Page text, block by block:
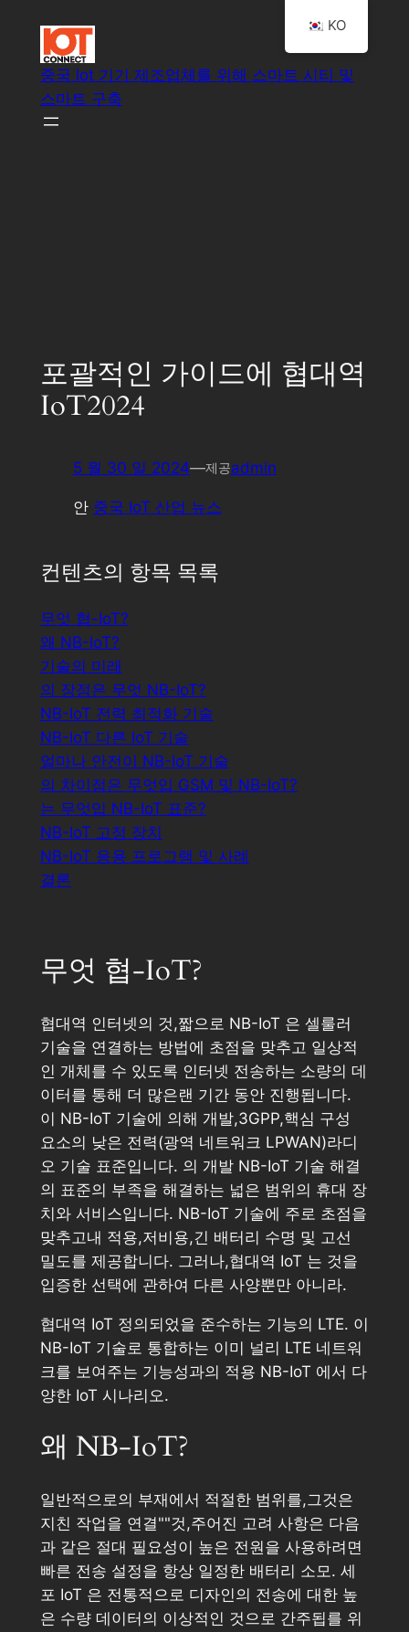
중국 Iot 기기 제조업체를 위해 스마트 시티 및
스마트 구축
포괄적인 가이드에 협대역
IoT2024
5 월 30 일 2024—제공admin
안 중국 IoT 산업 뉴스
컨텐츠의 항목 목록
무엇 협-IoT?
왜 NB-IoT?
기술의 미래
의 장점은 무엇 NB-IoT?
NB-IoT 전력 최적화 기술
NB-IoT 다른 IoT 기술
얼마나 안전이 NB-IoT 기술
의 차이점은 무엇입 GSM 및 NB-IoT?
는 무엇입 NB-IoT 표준?
NB-IoT 고정 장치
NB-IoT 응용 프로그램 및 사례
결론
무엇 협-IoT?
협대역 인터넷의 것,짧으로 NB-IoT 은 셀룰러
기술을 연결하는 방법에 초점을 맞추고 일상적
인 개체를 수 있도록 인터넷 전송하는 소량의 데
이터를 통해 더 많은랜 기간 동안 진행됩니다.
이 NB-IoT 기술에 의해 개발,3GPP,핵심 구성
요소의 낮은 전력(광역 네트워크 LPWAN)라디
오 기술 표준입니다. 의 개발 NB-IoT 기술 해결
의 표준의 부족을 해결하는 넓은 범위의 휴대 장
치와 서비스입니다. NB-IoT 기술에 주로 초점을
맞추고내 적용,저비용,긴 배터리 수명 및 고선
밀도를 제공합니다. 그러나,협대역 IoT 는 것을
입증한 선택에 관하여 다른 사양뿐만 아니라.
협대역 IoT 정의되었을 준수하는 기능의 LTE. 이
NB-IoT 기술로 통합하는 이미 널리 LTE 네트워
크를 보여주는 기능성과의 적용 NB-IoT 에서 다
양한 IoT 시나리오.
왜 NB-IoT?
일반적으로의 부재에서 적절한 범위를,그것은
지친 작업을 연결""것,주어진 고려 사항은 다음
과 같은 절대 필요성이 높은 전원을 사용하려면
빠른 전송 설정을 항상 일정한 배터리 소모. 세
포 IoT 은 전통적으로 디자인의 전송에 대한 높
은 수량 데이터의 이상적인 것으로 간주됩를 위
KO